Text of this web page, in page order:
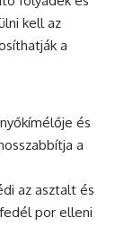
kell az
a
és
a
az asztalt és
por elleni